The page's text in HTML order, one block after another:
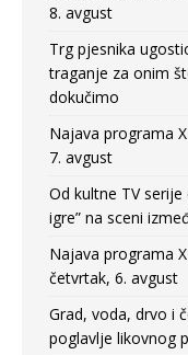
8. avgust
Trg pjesnika
traganje za onim
dokučimo
Najava programa
7. avgust
Od kultne TV
igre” na sceni
Najava programa
četvrtak, 6. avgust
Grad, voda, drvo i
poglavlje likovnog